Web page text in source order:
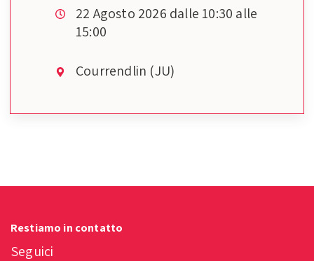
22 Agosto 2026 dalle 10:30 alle
15:00
Courrendlin (JU)
Restiamo in contatto
Seguici